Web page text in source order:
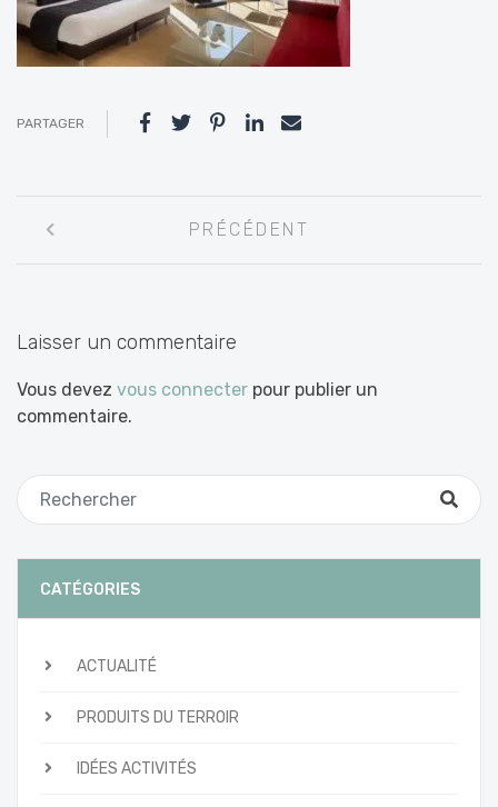
PARTAGER
entre
PRÉCÉDENT
Laisser un commentaire
Vous devez vous connecter pour publier un
commentaire.
CATÉGORIES
ACTUALITÉ
PRODUITS DU TERROIR
IDÉES ACTIVITÉS